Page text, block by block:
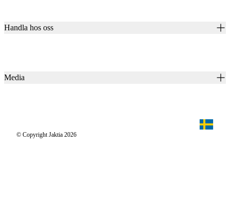
Karriär
Jaktia Brand Guidelines
Handla hos oss
Köpvillkor för företagskunder
Media
Jägaren© Copyright Jaktia 2026